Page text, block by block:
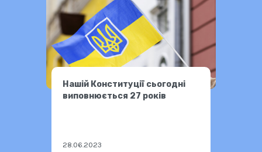
Нашій Конституції сьогодні
виповнюється 27 років
28.06.2023